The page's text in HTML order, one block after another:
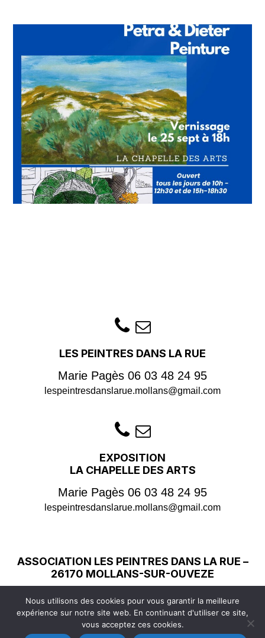
LES PEINTRES DANS LA RUE
Marie Pagès 06 03 48 24 95
lespeintresdanslarue.mollans@gmail.com
EXPOSITION
LA CHAPELLE DES ARTS
Marie Pagès 06 03 48 24 95
lespeintresdanslarue.mollans@gmail.com
ASSOCIATION LES PEINTRES DANS LA RUE –
26170 MOLLANS-SUR-OUVEZE
Copyright © 2026Les Peintres dans la Rue | Tous droits
réservés |
Mentions légales
Conception graphique
Marie Pagès| Site réalisé par
Nous utilisons des cookies pour vous garantir la meilleure
expérience sur notre site web. En continuant d'utiliser ce site,
vous acceptez ces cookies.